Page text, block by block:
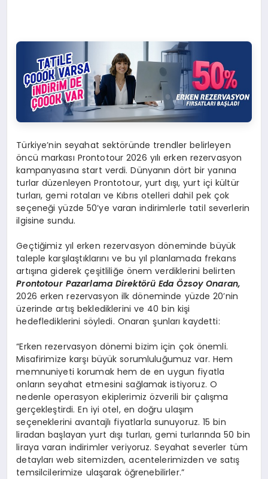
Türkiye’nin seyahat sektöründe trendler belirleyen
öncü markası Prontotour 2026 yılı erken rezervasyon
kampanyasına start verdi. Dünyanın dört bir yanına
turlar düzenleyen Prontotour, yurt dışı, yurt içi kültür
turları, gemi rotaları ve Kıbrıs otelleri dahil pek çok
seçeneği yüzde 50’ye varan indirimlerle tatil severlerin
ilgisine sundu.
Geçtiğimiz yıl erken rezervasyon döneminde büyük
taleple karşılaştıklarını ve bu yıl planlamada frekans
artışına giderek çeşitliliğe önem verdiklerini belirten
Prontotour Pazarlama DirektörüEdaÖzsoy Onaran,
2026 erken rezervasyon ilk döneminde yüzde 20’nin
üzerinde artış beklediklerini ve 40 bin kişi
hedeflediklerini söyledi. Onaran şunları kaydetti:
“Erken rezervasyon dönemi bizim için çok önemli.
Misafirimize karşı büyük sorumluluğumuz var. Hem
memnuniyeti korumak hem de en uygun fiyatla
onların seyahat etmesini sağlamak istiyoruz. O
nedenle operasyon ekiplerimiz özverili bir çalışma
gerçekleştirdi. En iyi otel, en doğru ulaşım
seçeneklerini avantajlı fiyatlarla sunuyoruz. 15 bin
liradan başlayan yurt dışı turları, gemi turlarında 50 bin
liraya varan indirimler veriyoruz. Seyahat severler tüm
detayları web sitemizden, acentelerimizden ve satış
temsilcilerimize ulaşarak öğrenebilirler.”